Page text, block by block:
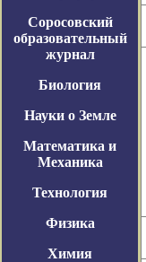
Соросовский
образовательный
журнал
Биология
Науки о Земле
Математика и
Механика
Технология
Физика
Химия